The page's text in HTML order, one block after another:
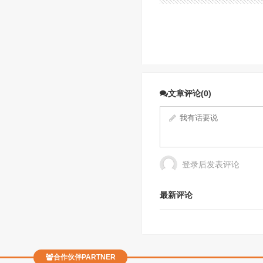
文章评论(0)
登录后发表评论
最新评论
合作伙伴PARTNER